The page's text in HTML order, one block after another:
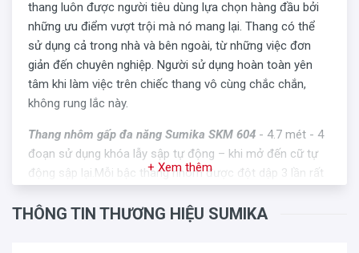
thang luôn được người tiêu dùng lựa chọn hàng đầu bởi
những ưu điểm vượt trội mà nó mang lại. Thang có thể
sử dụng cả trong nhà và bên ngoài, từ những việc đơn
giản đến chuyên nghiệp. Người sử dụng hoàn toàn yên
tâm khi làm việc trên chiếc thang vô cùng chắc chắn,
không rung lắc này.
Thang nhôm gấp đa năng Sumika SKM 604 - 4.7 mét - 4
đoạn sử dụng khóa lẫy sập tự động – khi mở đến cữ tự
động sập lại.Mỗi bậc thang nhôm được đột dập 3 lần rất
các bậc rất ngắn giúp người leo lên xuống an toàn và
+ Xem thêm
THÔNG TIN THƯƠNG HIỆU SUMIKA